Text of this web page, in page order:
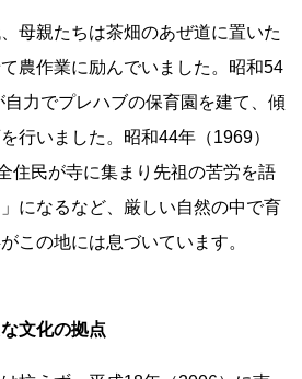
橋野高炉
母親たちは茶畑のあぜ道に置いた
農作業に励んでいました。昭和54
力でプレハブの保育園を建て、傾
行いました。昭和44年（1969）
住民が寺に集まり先祖の苦労を語
になるなど、厳しい自然の中で育
この地には息づいています。
文化の拠点